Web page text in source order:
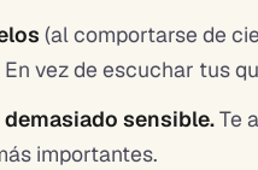
(al comportarse de
vez de escuchar tus
demasiado sensible.Te
importantes.